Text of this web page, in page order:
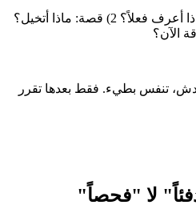
تمرين الـ 3 دقائق: 1) حقائق: ماذا أعرف فعلاً؟ 2) قصة: ماذا أتخيل؟
تنفس بطيء. فقط بعدها تقرر